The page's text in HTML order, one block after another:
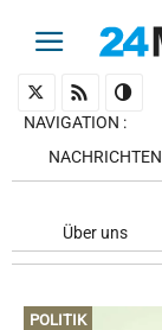
NAVIGATION :
NACHRICHTEN
Über uns
POLITIK